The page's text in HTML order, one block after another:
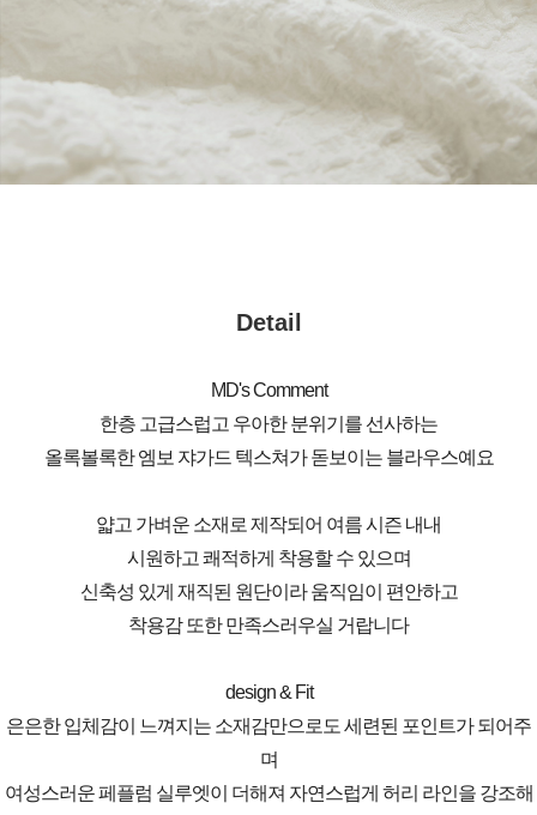
Detail
MD's Comment
한층 고급스럽고 우아한 분위기를 선사하는
올록볼록한 엠보 쟈가드 텍스쳐가 돋보이는 블라우스예요
얇고 가벼운 소재로 제작되어 여름 시즌 내내
시원하고 쾌적하게 착용할 수 있으며
신축성 있게 재직된 원단이라 움직임이 편안하고
착용감 또한 만족스러우실 거랍니다
design & Fit
은은한 입체감이 느껴지는 소재감만으로도 세련된 포인트가 되어주
며
여성스러운 페플럼 실루엣이 더해져 자연스럽게 허리 라인을 강조해